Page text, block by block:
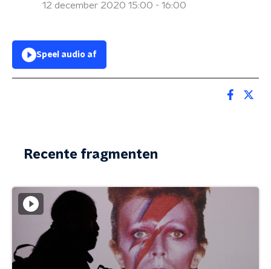
12 december 2020 15:00 - 16:00
Speel audio af
Recente fragmenten